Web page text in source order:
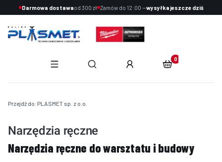
Darmowa dostawaod 300 zł Zamów do 12:00 —wysyłka jeszcze dziś
Otwórz wyszukiwarkę
Produkty w
Przejdź do: PLASMET sp. z o.o.
Narzędzia ręczne
Narzędzia ręczne do warsztatu i budowy